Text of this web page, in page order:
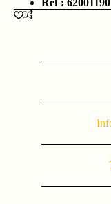
Réf : 62001190